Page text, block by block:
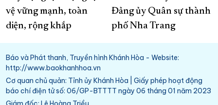
vệ vững mạnh, toàn
diện, rộng khắp
Đảng ủy Quân sự thành
phố Nha Trang
Báo và Phát thanh, Truyền hình Khánh Hòa - Website:
http://www.baokhanhhoa.vn
Cơ quan chủ quản: Tỉnh ủy Khánh Hòa | Giấy phép hoạt động
báo chí điện tử số: 06/GP-BTTTT ngày 06 tháng 01 năm 2023